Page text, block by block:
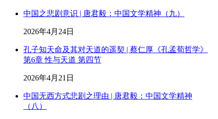
中国之悲剧意识 | 唐君毅：中国文学精神（九）
2026年4月24日
孔子知天命及其对天道的遥契 | 蔡仁厚《孔孟荀哲学》
第6章 性与天道 第四节
2026年4月21日
中国无西方式悲剧之理由 | 唐君毅：中国文学精神
（八）